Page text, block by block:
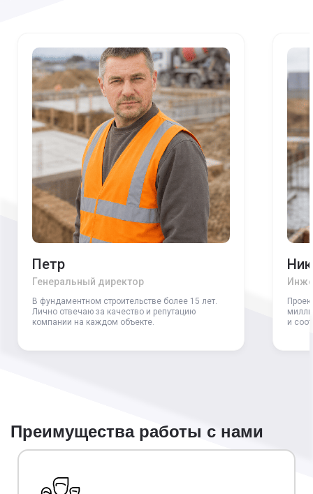
Петр
Генеральный директор
В фундаментном строительстве более 15 лет.
Лично отвечаю за качество и репутацию
компании на каждом объекте.
и
Преимущества работы с нами